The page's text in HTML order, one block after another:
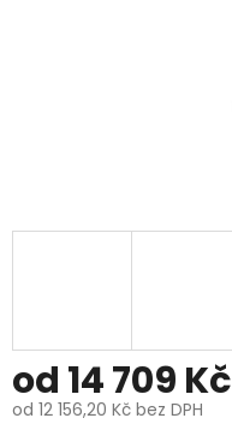
od 14 709 Kč
od 12 156,20 Kč bez DPH